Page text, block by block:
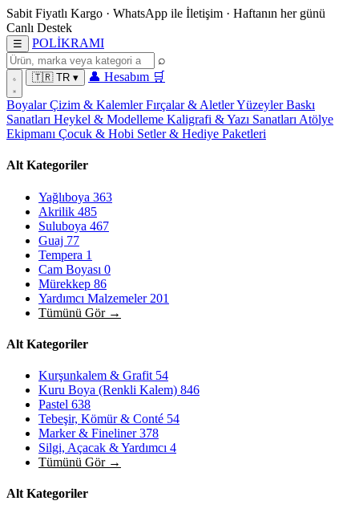
Sabit Fiyatlı Kargo · WhatsApp ile İletişim · Haftanın her günü
Canlı Destek
☰ POLİKRAMI
⌕
🇹🇷 TR ▾ 👤 Hesabım 🛒
BoyalarÇizim & KalemlerFırçalar & AletlerYüzeylerBaskı
Sanatları Heykel & Modelleme Kaligrafi & Yazı Sanatları Atölye
Ekipmanı Çocuk & Hobi Setler & Hediye Paketleri
Alt Kategoriler
Yağlıboya 363
Akrilik 485
Suluboya 467
Guaj 77
Tempera 1
Cam Boyası 0
Mürekkep 86
Yardımcı Malzemeler 201
Tümünü Gör →
Alt Kategoriler
Kurşunkalem & Grafit 54
Kuru Boya (Renkli Kalem) 846
Pastel 638
Tebeşir, Kömür & Conté 54
Marker & Fineliner378
Silgi, Açacak & Yardımcı 4
Tümünü Gör →
Alt Kategoriler